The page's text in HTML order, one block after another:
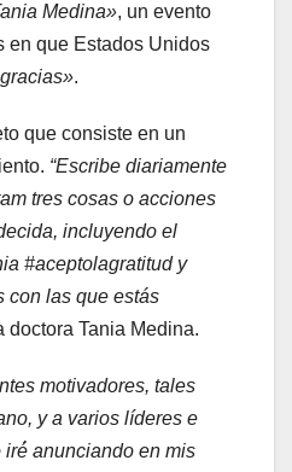
Medina», un evento
en que Estados Unidos
.
que consiste en un
“Escribe diariamente
tres cosas o acciones
incluyendo el
#aceptolagratitud y
con las que estás
doctora Tania Medina.
motivadores, tales
y a varios líderes e
anunciando en mis